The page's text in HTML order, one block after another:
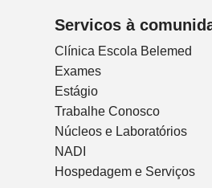
Servicos à
Clínica Escola Belemed
Exames
Estágio
Trabalhe Conosco
Núcleos e Laboratórios
NADI
Hospedagem e Serviços